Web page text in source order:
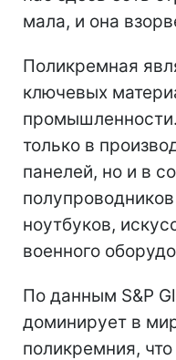
мала, и она
Поликремная
ключевых
только в
панелей, но и в
ноутбуков,
военного
По данным S&P
доминирует в
поликремния,